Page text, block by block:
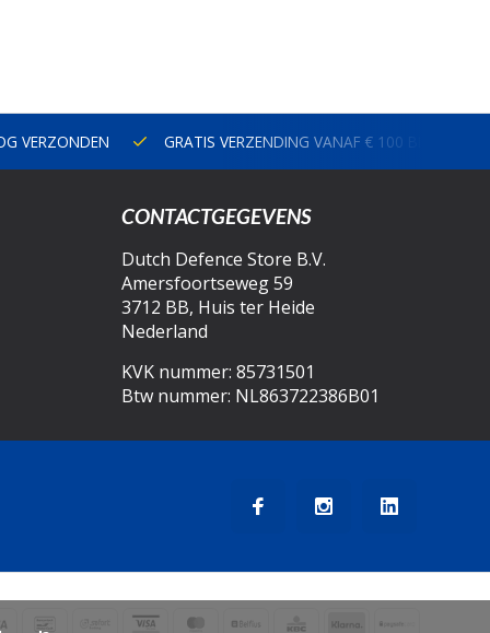
VERZONDEN GRATIS VERZENDING VANAF € 100 BINNEN
CONTACTGEGEVENS
Dutch Defence Store B.V.
Amersfoortseweg 59
3712 BB, Huis ter Heide
Nederland
KVK nummer: 85731501
Btw nummer: NL863722386B01